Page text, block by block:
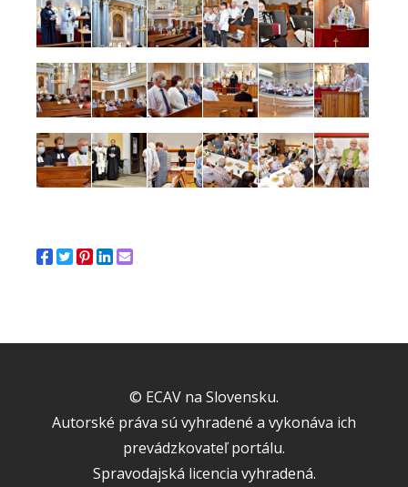
© ECAV na Slovensku.
Autorské práva sú vyhradené a vykonáva ich
prevádzkovateľ portálu.
Spravodajská licencia vyhradená.